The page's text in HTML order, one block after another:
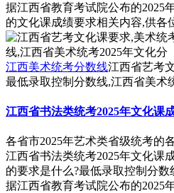
据江西省教育考试院公布的2025
的文化课成绩要求相关内容,供各
江西美术统考分数线江西省艺考
最低录取控制分数线,江西省美术
江西省书法类统考2025年文化课
各省市2025年艺术类省级统考的
江西省书法类统考2025年文化课
的要求是什么?最低录取控制分
据江西省教育考试院公布的2025